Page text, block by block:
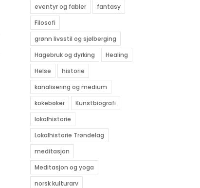
eventyr og fabler
fantasy
Filosofi
grønn livsstil og sjølberging
Hagebruk og dyrking
Healing
Helse
historie
kanalisering og medium
kokebøker
Kunstbiografi
lokalhistorie
Lokalhistorie Trøndelag
meditasjon
Meditasjon og yoga
norsk kulturarv